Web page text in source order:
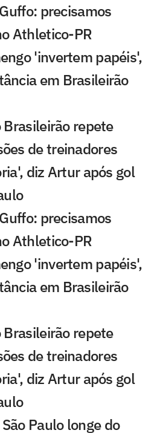
precisamos
Athletico-PR
'invertem papéis',
em Brasileirão
repete
de treinadores
diz Artur após gol
precisamos
Athletico-PR
'invertem papéis',
em Brasileirão
repete
de treinadores
diz Artur após gol
Paulo longe do